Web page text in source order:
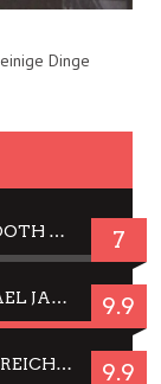
Dinge
JBL TUNE 720BT: OVER EAR BLUETOOTH KOPFHÖRER UM DIE 50,-€ IM DAUER-TEST 7
WEGEN DES ERFOLGES – MJ: MICHAEL JACKSON MUSICAL IN EINER MATINEE SEHEN 9.9
JELLYFISH HAMBURG: DAS ERFOLGREICHE SOMMER-MENÜ 2025 IN GEFÜHLEN UND BILDERN 9.9